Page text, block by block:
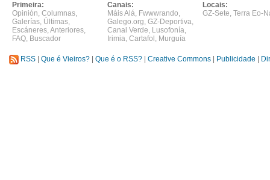
Primeira:
Opinión, Columnas,
Galerías, Últimas,
Escáneres,Anteriores,
FAQ, Buscador
Canais:
Máis Alá, Fwwwrando,
Galego.org, GZ-Deportiva,
Canal Verde, Lusofonía,
Irimia, Cartafol , Murguía
Locais:
GZ-Sete, Terra Eo-
RSS Que é Vieiros? Que é o RSS? Creative Commons Publicidade